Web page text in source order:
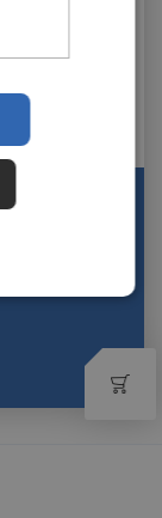
Grid L antiek
uitverkocht!